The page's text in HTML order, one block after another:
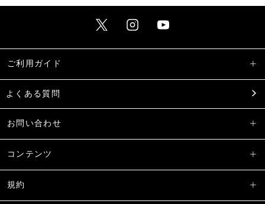
ご利用ガイド
よくある質問
お問い合わせ
コンテンツ
規約